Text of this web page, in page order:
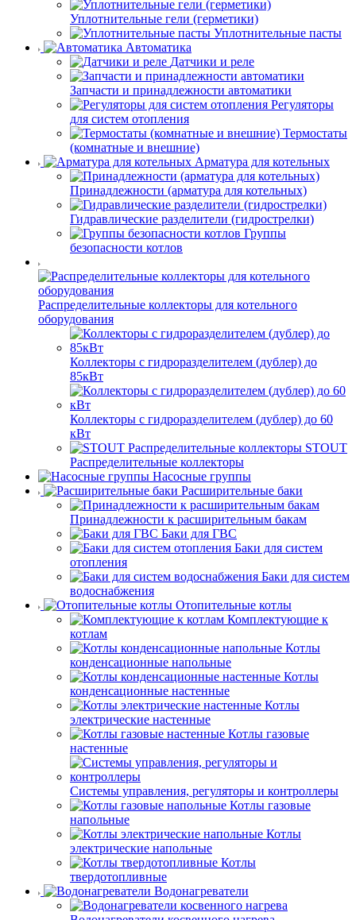
Уплотнительные гели (герметики)
Уплотнительные пасты
Автоматика
Датчики и реле
Запчасти и принадлежности автоматики
Регуляторы
для систем отопления
Термостаты
(комнатные и внешние)
Арматура для котельных
Принадлежности (арматура для котельных)
Гидравлические разделители (гидрострелки)
Группы
безопасности котлов
Распределительные коллекторы для котельного
оборудования
Коллекторы с гидроразделителем (дублер) до
85кВт
Коллекторы с гидроразделителем (дублер) до 60
кВт
STOUT
Распределительные коллекторы
Насосные группы
Расширительные баки
Принадлежности к расширительным бакам
Баки для ГВС
Баки для систем
отопления
Баки для систем
водоснабжения
Отопительные котлы
Комплектующие к
котлам
Котлы
конденсационные напольные
Котлы
конденсационные настенные
Котлы
электрические настенные
Котлы газовые
настенные
Системы управления, регуляторы и контроллеры
Котлы газовые
напольные
Котлы
электрические напольные
Котлы
твердотопливные
Водонагреватели